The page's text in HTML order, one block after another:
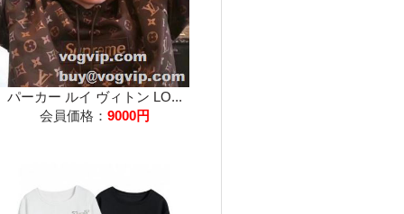
パーカー ルイ ヴィトン LO...
会員価格： 9000円